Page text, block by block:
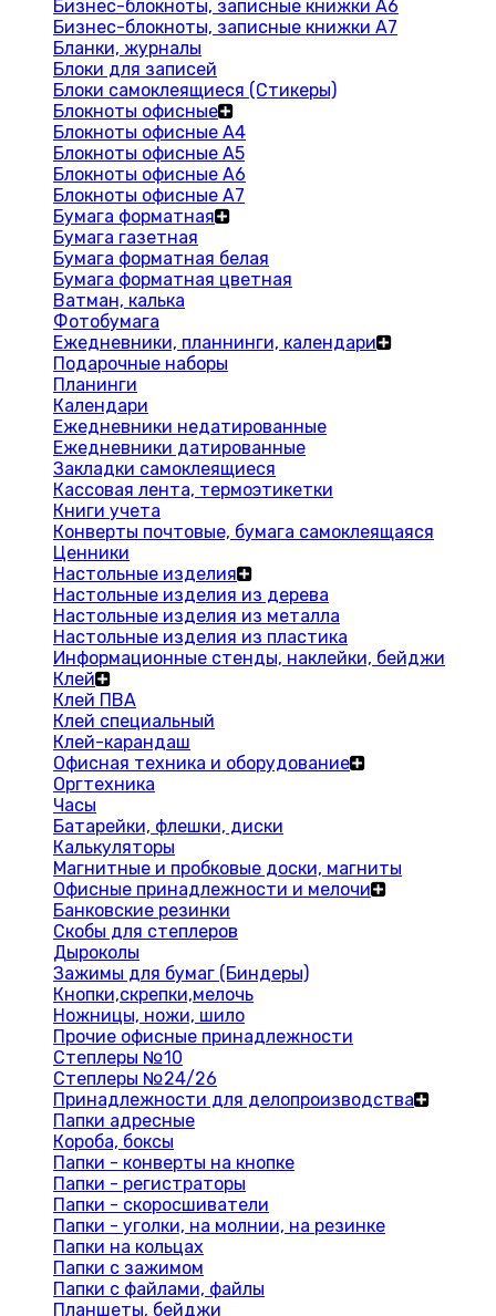
Бизнес-блокноты, записные книжки А6
Бизнес-блокноты, записные книжки А7
Бланки, журналы
Блоки для записей
Блоки самоклеящиеся (Стикеры)
Блокноты офисные
Блокноты офисные A4
Блокноты офисные A5
Блокноты офисные A6
Блокноты офисные A7
Бумага форматная
Бумага газетная
Бумага форматная белая
Бумага форматная цветная
Ватман, калька
Фотобумага
Ежедневники, планнинги, календари
Подарочные наборы
Планинги
Календари
Ежедневники недатированные
Ежедневники датированные
Закладки самоклеящиеся
Кассовая лента, термоэтикетки
Книги учета
Конверты почтовые, бумага самоклеящаяся
Ценники
Настольные изделия
Настольные изделия из дерева
Настольные изделия из металла
Настольные изделия из пластика
Информационные стенды, наклейки, бейджи
Клей
Клей ПВА
Клей специальный
Клей-карандаш
Офисная техника и оборудование
Оргтехника
Часы
Батарейки, флешки, диски
Калькуляторы
Магнитные и пробковые доски, магниты
Офисные принадлежности и мелочи
Банковские резинки
Скобы для степлеров
Дыроколы
Зажимы для бумаг (Биндеры)
Кнопки,скрепки,мелочь
Ножницы, ножи, шило
Прочие офисные принадлежности
Степлеры №10
Степлеры №24/26
Принадлежности для делопроизводства
Папки адресные
Короба, боксы
Папки - конверты на кнопке
Папки - регистраторы
Папки - скоросшиватели
Папки - уголки, на молнии, на резинке
Папки на кольцах
Папки с зажимом
Папки с файлами, файлы
Планшеты, бейджи